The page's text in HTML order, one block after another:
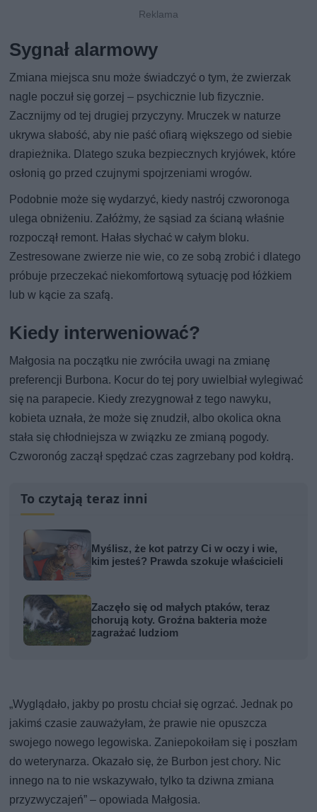
Sygnał alarmowy
Zmiana miejsca snu może świadczyć o tym, że zwierzak
nagle poczuł się gorzej – psychicznie lub fizycznie.
Zacznijmy od tej drugiej przyczyny. Mruczek w naturze
ukrywa słabość, aby nie paść ofiarą większego od siebie
drapieżnika. Dlatego szuka bezpiecznych kryjówek, które
osłonią go przed czujnymi spojrzeniami wrogów.
Podobnie może się wydarzyć, kiedy nastrój czworonoga
ulega obniżeniu. Załóżmy, że sąsiad za ścianą właśnie
rozpoczął remont. Hałas słychać w całym bloku.
Zestresowane zwierze nie wie, co ze sobą zrobić i dlatego
próbuje przeczekać niekomfortową sytuację pod łóżkiem
lub w kącie za szafą.
Kiedy interweniować?
Małgosia na początku nie zwróciła uwagi na zmianę
preferencji Burbona. Kocur do tej pory uwielbiał wylegiwać
się na parapecie. Kiedy zrezygnował z tego nawyku,
kobieta uznała, że może się znudził, albo okolica okna
stała się chłodniejsza w związku ze zmianą pogody.
Czworonóg zaczął spędzać czas zagrzebany pod kołdrą.
To czytają teraz inni
Myślisz, że kot patrzy Ci w oczy i wie,
kim jesteś? Prawda szokuje właścicieli
Zaczęło się od małych ptaków, teraz
chorują koty. Groźna bakteria może
zagrażać ludziom
„Wyglądało, jakby po prostu chciał się ogrzać. Jednak po
jakimś czasie zauważyłam, że prawie nie opuszcza
swojego nowego legowiska. Zaniepokoiłam się i poszłam
do weterynarza. Okazało się, że Burbon jest chory. Nic
innego na to nie wskazywało, tylko ta dziwna zmiana
przyzwyczajeń” – opowiada Małgosia.